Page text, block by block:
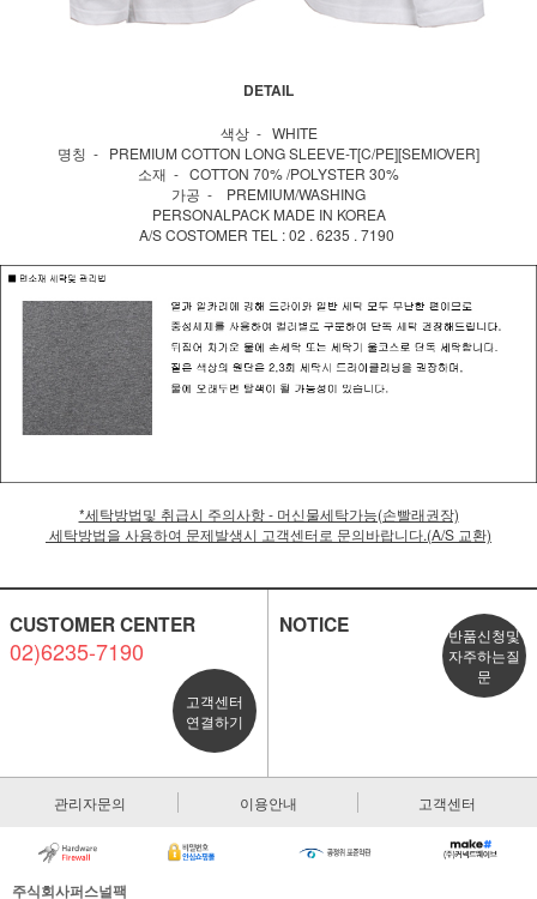
DETAIL
색상 - WHITE
명칭 - PREMIUM COTTON LONG SLEEVE-T[C/PE][SEMIOVER]
소재 - COTTON 70% /POLYSTER 30%
가공 - PREMIUM/WASHING
PERSONALPACK MADE IN KOREA
A/S COSTOMER TEL : 02 . 6235 . 7190
*세탁방법및 취급시 주의사항 - 머신물세탁가능(손빨래권장)
세탁방법을 사용하여 문제발생시 고객센터로 문의바랍니다.(A/S 교환)
CUSTOMER CENTER
02)6235-7190
고객센터
연결하기
NOTICE
반품신청및
자주하는질
문
관리자문의 이용안내 고객센터
주식회사퍼스널팩